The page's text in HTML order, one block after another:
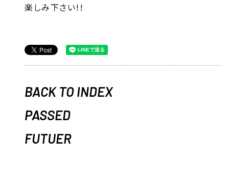
楽しみ下さい!!
BACK TO INDEX
PASSED
FUTUER